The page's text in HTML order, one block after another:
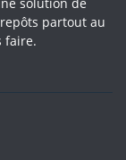
partout au
faire.